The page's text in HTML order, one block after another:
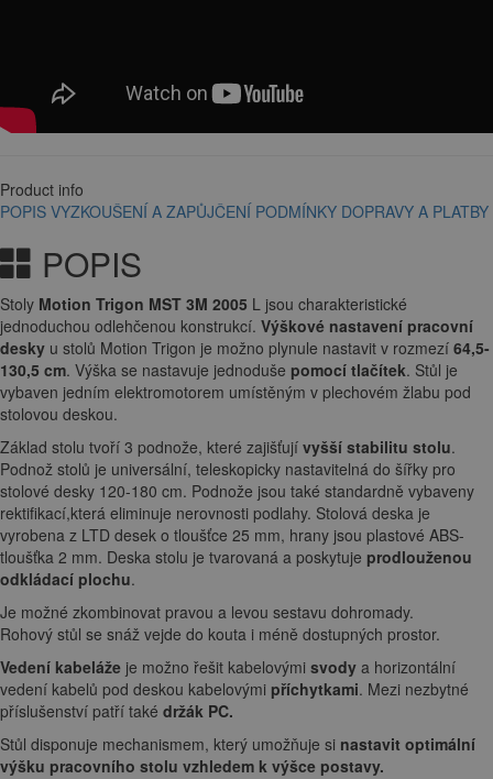
Product info
POPIS VYZKOUŠENÍ A ZAPŮJČENÍ PODMÍNKY DOPRAVY A PLATBY
POPIS
Stoly Motion Trigon MST 3M 2005 L jsou charakteristické
jednoduchou odlehčenou konstrukcí. Výškové nastavení pracovní
desky u stolů Motion Trigon je možno plynule nastavit v rozmezí 64,5-
130,5 cm. Výška se nastavuje jednoduše pomocí tlačítek. Stůl je
vybaven jedním elektromotorem umístěným v plechovém žlabu pod
stolovou deskou.
Základ stolu tvoří 3 podnože, které zajišťují vyšší stabilitu stolu.
Podnož stolů je universální, teleskopicky nastavitelná do šířky pro
stolové desky 120-180 cm. Podnože jsou také standardně vybaveny
rektifikací,která eliminuje nerovnosti podlahy. Stolová deska je
vyrobena z LTD desek o tloušťce 25 mm, hrany jsou plastové ABS-
tloušťka 2 mm. Deska stolu je tvarovaná a poskytuje prodlouženou
odkládací plochu.
Je možné zkombinovat pravou a levou sestavu dohromady.
Rohový stůl se snáž vejde do kouta i méně dostupných prostor.
Vedení kabeláže je možno řešit kabelovými svody a horizontální
vedení kabelů pod deskou kabelovými příchytkami. Mezi nezbytné
příslušenství patří také držák PC.
Stůl disponuje mechanismem, který umožňuje si nastavit optimální
výšku pracovního stolu vzhledem k výšce postavy.